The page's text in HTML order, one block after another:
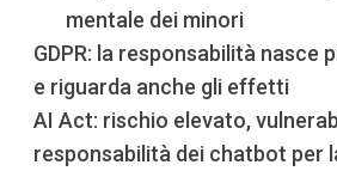
mentale dei minori
GDPR: la responsabilità nasce
e riguarda anche gli effetti
AI Act: rischio elevato,
responsabilità dei chatbot per